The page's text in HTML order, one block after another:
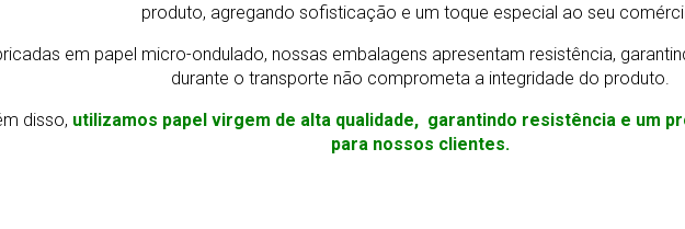
produto, agregando sofisticação e um toque especial ao seu
em papel micro-ondulado, nossas embalagens apresentam resistência,
durante o transporte não comprometa a integridade do produto.
disso, utilizamos papel virgem de alta qualidade, garantindo resistência e um
para nossos clientes.